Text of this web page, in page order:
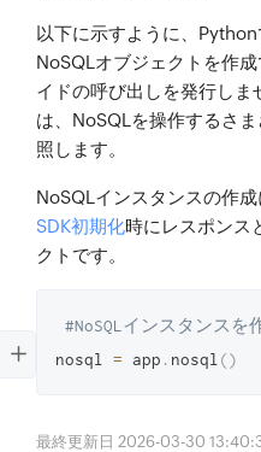
以下に示すように、
NoSQLオブジェクトを作
イドの呼び出しを発行し
は、NoSQLを操作するさ
照します。
NoSQLインスタンスの作
SDK初期化時にレスポンス
クトです。
#NoSQLインスタンスを
nosql = app . nosql ()
最終更新日 2026-03-30